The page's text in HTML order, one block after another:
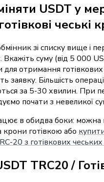
USDT у
чеські
зі списку вище і
Вкажіть суму (від 5 000
для отримання
заявку. Більшість
за 5-30 хвилин. При
почати з невеликої
в обидва боки: можна
крони готівкою або
20 з готівкових
TRC20 /